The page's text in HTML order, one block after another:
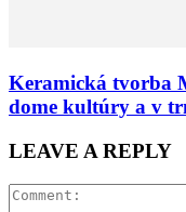
Keramická tvorba
dome kultúry a v
LEAVE A REPLY